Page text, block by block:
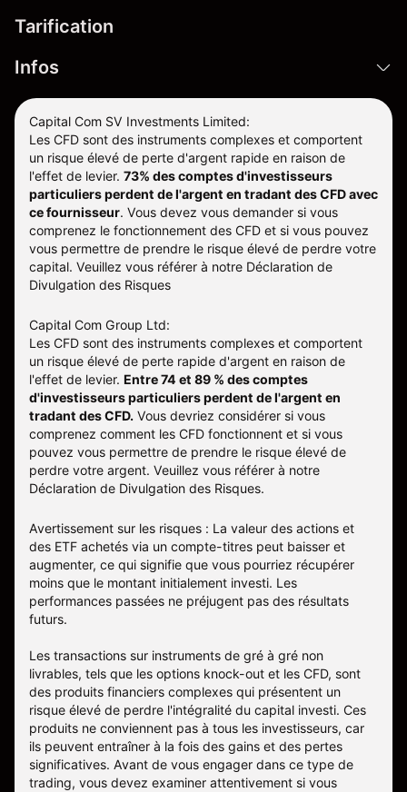
Tarification
Infos
Capital Com SV Investments Limited:
Les CFD sont des instruments complexes et comportent
un risque élevé de perte d'argent rapide en raison de
l'effet de levier. 73% des comptes d'investisseurs
particuliers perdent de l'argent en tradant des CFD avec
ce fournisseur. Vous devez vous demander si vous
comprenez le fonctionnement des CFD et si vous pouvez
vous permettre de prendre le risque élevé de perdre votre
capital. Veuillez vous référer à notre Déclaration de
Divulgation des Risques
Capital Com Group Ltd:
Les CFD sont des instruments complexes et comportent
un risque élevé de perte rapide d'argent en raison de
l'effet de levier. Entre 74 et 89 % des comptes
d'investisseurs particuliers perdent de l'argent en
tradant des CFD. Vous devriez considérer si vous
comprenez comment les CFD fonctionnent et si vous
pouvez vous permettre de prendre le risque élevé de
perdre votre argent. Veuillez vous référer à notre
Déclaration de Divulgation des Risques.
Avertissement sur les risques : La valeur des actions et
des ETF achetés via un compte-titres peut baisser et
augmenter, ce qui signifie que vous pourriez récupérer
moins que le montant initialement investi. Les
performances passées ne préjugent pas des résultats
futurs.
Les transactions sur instruments de gré à gré non
livrables, tels que les options knock-out et les CFD, sont
des produits financiers complexes qui présentent un
risque élevé de perdre l'intégralité du capital investi. Ces
produits ne conviennent pas à tous les investisseurs, car
ils peuvent entraîner à la fois des gains et des pertes
significatives. Avant de vous engager dans ce type de
trading, vous devez examiner attentivement si vous